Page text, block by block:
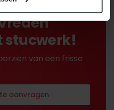
stucwerk!
van een frisse
aanvragen